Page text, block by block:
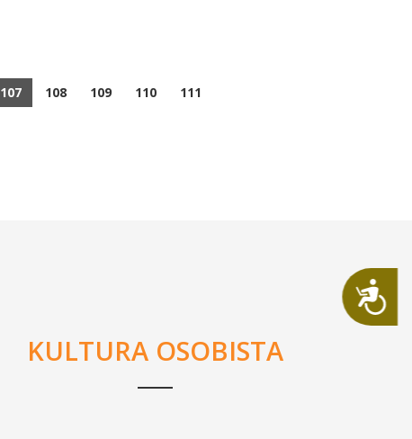
Dostępność
107 108 109 110
111
KULTURA OSOBISTA